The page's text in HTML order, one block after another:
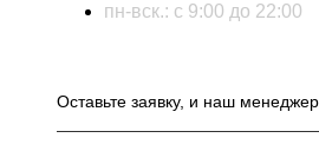
пн-вск.: с 9:00 до 22:00
Оставьте заявку, и наш